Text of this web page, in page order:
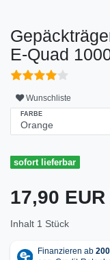
E-Quad
Wunschliste
FARBE
sofort lieferbar
17,90 EUR
Inhalt 1 Stück